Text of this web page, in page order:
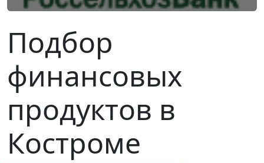
Подбор
финансовых
продуктов в
Костроме